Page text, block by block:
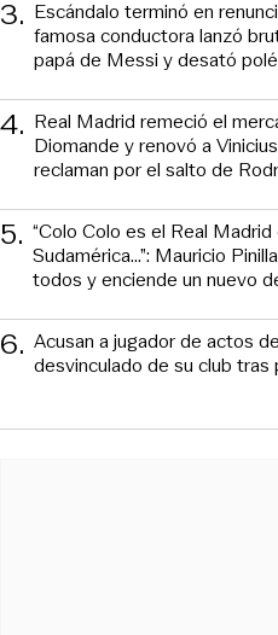
3. Escándalo terminó en
famosa conductora lanzó
papá de Messi y desató
4. Real Madrid remeció el
Diomande y renovó a
reclaman por el salto de
5. “Colo Colo es el Real Madrid
Sudamérica…”: Mauricio
todos y enciende un nuevo
6. Acusan a jugador de actos
desvinculado de su club tras